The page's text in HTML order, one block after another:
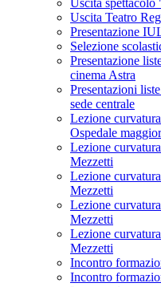
Uscita
Uscita Teatro
Presentazione
Selezione
Presentazione
cinema Astra
Presentazioni
sede centrale
Lezione
Ospedale
Lezione
Mezzetti
Lezione
Mezzetti
Lezione
Mezzetti
Lezione
Mezzetti
Incontro
Incontro